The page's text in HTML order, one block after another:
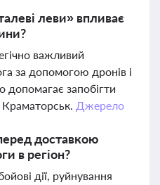
леви» впливає
важливий
за допомогою дронів і
допомагає запобігти
Краматорськ. Джерело
доставкою
в регіон?
дії, руйнування